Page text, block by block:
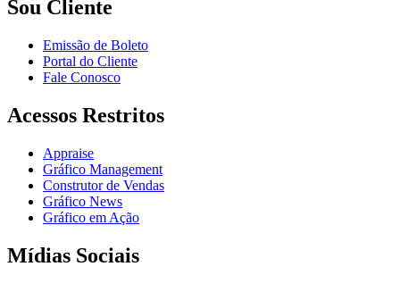
Sou Cliente
Emissão de Boleto
Portal do Cliente
Fale Conosco
Acessos Restritos
Appraise
Gráfico Management
Construtor de Vendas
Gráfico News
Gráfico em Ação
Mídias Sociais